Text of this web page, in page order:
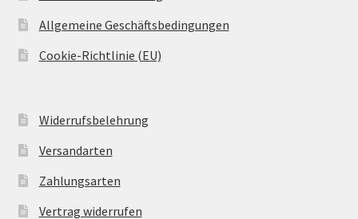
Allgemeine Geschäftsbedingungen
Cookie-Richtlinie (EU)
Widerrufsbelehrung
Versandarten
Zahlungsarten
Vertrag widerrufen